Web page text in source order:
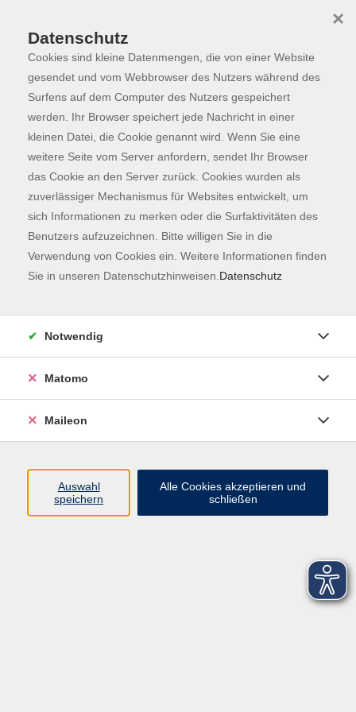
Skip to main content
Programm
Der Kurs konnte nicht gefunden werden.
Kontaktformular
Impressum
AGB
Datenschutzerklärung
Datenschutz
Cookies sind kleine Datenmengen, die von einer Website
gesendet und vom Webbrowser des Nutzers während des
Surfens auf dem Computer des Nutzers gespeichert
werden. Ihr Browser speichert jede Nachricht in einer
kleinen Datei, die Cookie genannt wird. Wenn Sie eine
weitere Seite vom Server anfordern, sendet Ihr Browser
das Cookie an den Server zurück. Cookies wurden als
zuverlässiger Mechanismus für Websites entwickelt, um
sich Informationen zu merken oder die Surfaktivitäten des
Benutzers aufzuzeichnen. Bitte willigen Sie in die
Verwendung von Cookies ein. Weitere Informationen finden
Sie in unseren Datenschutzhinweisen. Datenschutz
×
Notwendig
Matomo
Maileon
Auswahl
speichern
Alle Cookies akzeptieren und
schließen